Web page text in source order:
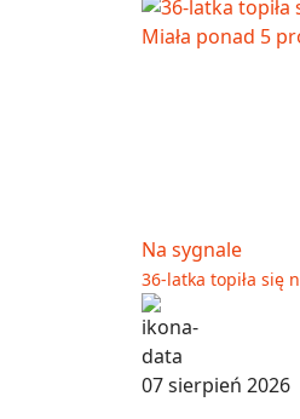
Na sygnale
36-latka topiła się
07 sierpień 2026